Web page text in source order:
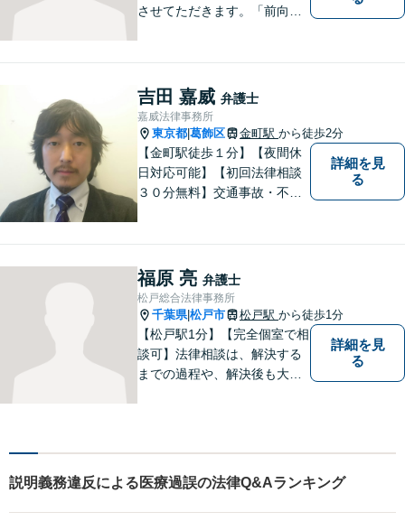
させてただきます。「前向き
進しております。
吉田 嘉威 弁護士
嘉威法律事務所
東京都 葛飾区 金町駅 から徒歩2分
【金町駅徒歩１分】【夜間休
日対応可能】【初回法律相談
３０分無料】交通事故・不動
事務所です。培ってきたスキ
ルを生かした弁護活動を行い
ます。
詳細を見
る
福原 亮 弁護士
松戸総合法律事務所
千葉県|松戸市 松戸駅 から徒歩1分
【松戸駅1分】【完全個室で相
談可】法律相談は、解決する
までの過程や、解決後も大切
相談30分無料、オンライン面
談、事前の予約で土日の面談
にも対応しております。
詳細を見
る
説明義務違反による医療過誤の法律Q&Aランキング